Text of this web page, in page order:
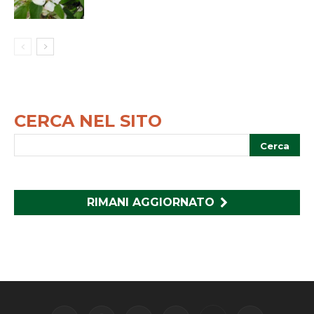
CERCA NEL SITO
RIMANI AGGIORNATO